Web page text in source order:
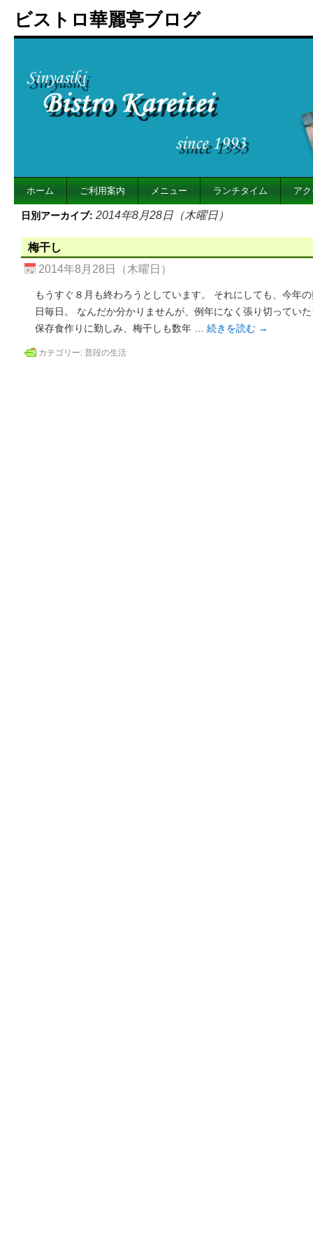
ビストロ華麗亭ブログ
ホーム ご利用案内 メニュー ランチタイム ア
日別アーカイブ: 2014年8月28日（木曜日）
梅干し
2014年8月28日（木曜日）
もうすぐ８月も終わろうとしています。 それにしても、今年
日毎日。 なんだか分かりませんが、例年になく張り切ってい
保存食作りに勤しみ、梅干しも数年 … 続きを読む →
カテゴリー: 普段の生活